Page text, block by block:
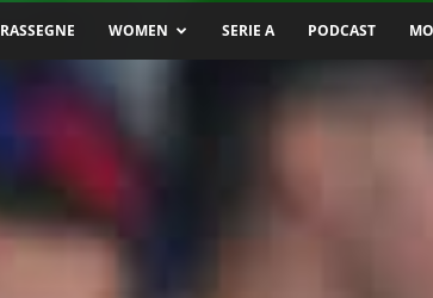
RASSEGNE WOMEN SERIE A PODCAST